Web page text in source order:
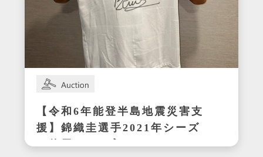
【令和6年能登半島地震災害支
援】錦織圭選手2021年シーズ
ン使用サイン入りウェア